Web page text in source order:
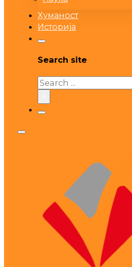
Хуманост
Историја
Search site
Search